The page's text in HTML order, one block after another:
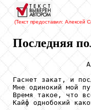
(Текст предоставил: Алексей
Последняя
Гаснет закат, и
Мне одинокий мой
Время такое, что
Кайф однобокий